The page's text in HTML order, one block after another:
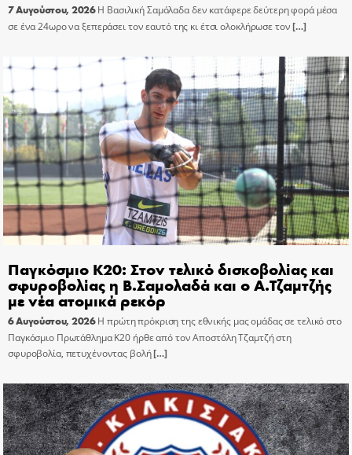
7 Αυγούστου, 2026 Η Βασιλική Σαμόλαδα δεν κατάφερε δεύτερη φορά μέσα
σε ένα 24ωρο να ξεπεράσει τον εαυτό της κι έτσι ολοκλήρωσε τον[…]
Παγκόσμιο Κ20: Στον τελικό δισκοβολίας και
σφυροβολίας η Β.Σαμολαδά και ο Α.Τζαμτζής
με νέα ατομικά ρεκόρ
6 Αυγούστου, 2026 Η πρώτη πρόκριση της εθνικής μας ομάδας σε τελικό στο
Παγκόσμιο Πρωτάθλημα Κ20 ήρθε από τον Αποστόλη Τζαμτζή στη
σφυροβολία, πετυχένοντας βολή[…]